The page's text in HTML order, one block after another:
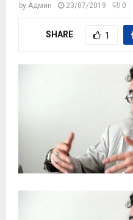
by Админ 23/07/2019 0
SHARE 1